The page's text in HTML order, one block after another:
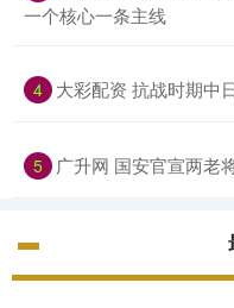
一个核心一条主线
4 大彩配资 抗战时期中
5 广升网 国安官宣两老